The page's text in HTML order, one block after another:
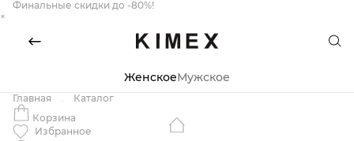
Финальные скидки до -80%!
×
ЖенскоеМужское
Главная
Каталог
Корзина
Избранное